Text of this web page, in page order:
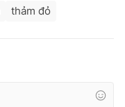
thảm đỏ